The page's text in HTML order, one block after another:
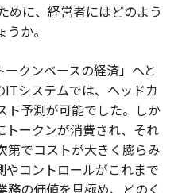
めに、経営者にはどのよう
か。
クンベースの経済」へと
システムでは、ヘッドカ
ト予測が可能でした。しか
トークンが消費され、それ
第でコストが大きく膨らみ
やコントロールがこれまで
の価値を見極め、どのく